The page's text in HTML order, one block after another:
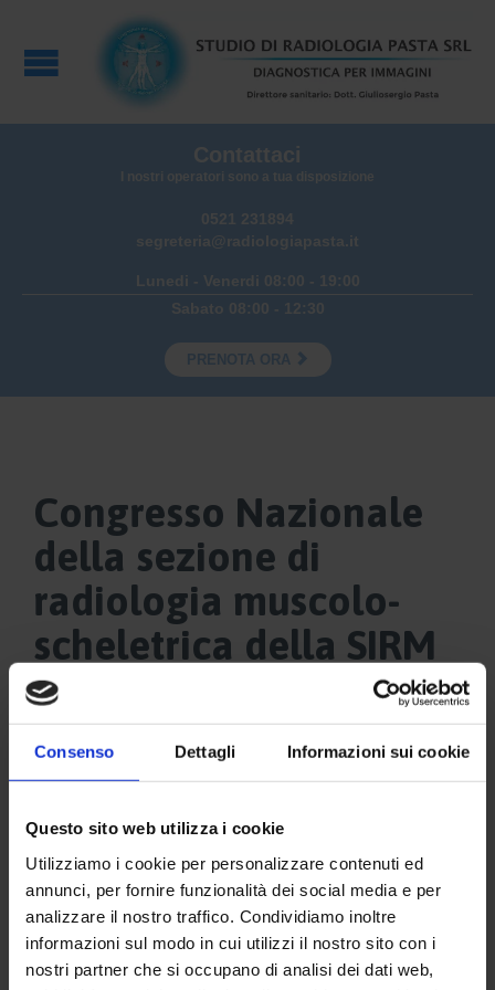
Consenso Dettagli Informazioni sui cookie
Questo sito web utilizza i cookie
Utilizziamo i cookie per personalizzare contenuti ed
annunci, per fornire funzionalità dei social media e per
analizzare il nostro traffico. Condividiamo inoltre
informazioni sul modo in cui utilizzi il nostro sito con i
nostri partner che si occupano di analisi dei dati web,
Contattaci
I nostri operatori sono a tua disposizione
0521 231894
segreteria@radiologiapasta.it
Lunedi - Venerdi 08:00 - 19:00
Sabato 08:00 - 12:30
PRENOTA ORA 
Congresso Nazionale
della sezione di
radiologia muscolo-
scheletrica della SIRM